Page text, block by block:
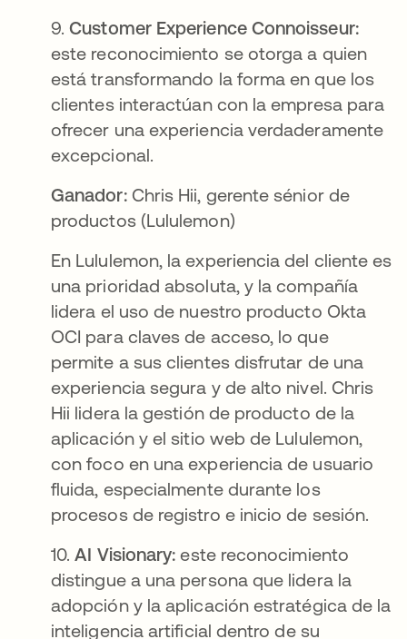
9.Customer Experience Connoisseur:
este reconocimiento se otorga a quien
está transformando la forma en que los
clientes interactúan con la empresa para
ofrecer una experiencia verdaderamente
excepcional.
Ganador:Chris Hii, gerente sénior de
productos (Lululemon)
En Lululemon, la experiencia del cliente es
una prioridad absoluta, y la compañía
lidera el uso de nuestro producto Okta
OCI para claves de acceso, lo que
permite a sus clientes disfrutar de una
experiencia segura y de alto nivel. Chris
Hii lidera la gestión de producto de la
aplicación y el sitio web de Lululemon,
con foco en una experiencia de usuario
fluida, especialmente durante los
procesos de registro e inicio de sesión.
10.AI Visionary: este reconocimiento
distingue a una persona que lidera la
adopción y la aplicación estratégica de la
inteligencia artificial dentro de su